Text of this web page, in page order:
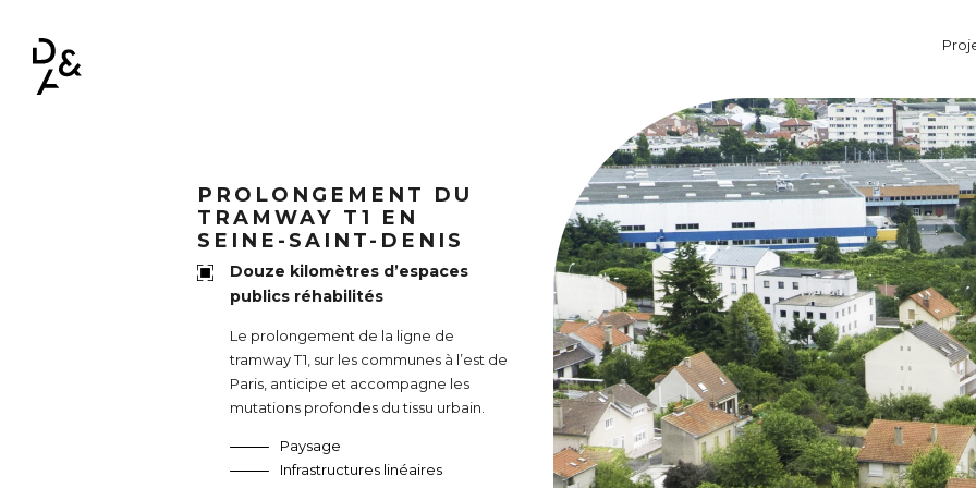
Aller au contenu principal
NAVIGATION PRINCIPALE
PROLONGEMENT DU
TRAMWAY T1 EN
SEINE-SAINT-DENIS
Douze kilomètres d’espaces
publics réhabilités
Le prolongement de la ligne de
tramway T1, sur les communes à l’est de
Paris, anticipe et accompagne les
mutations profondes du tissu urbain.
Paysage
Infrastructures linéaires